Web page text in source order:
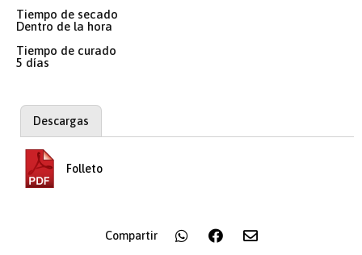
Tiempo de secado
Dentro de la hora
Tiempo de curado
5 días
Descargas
Folleto
Compartir